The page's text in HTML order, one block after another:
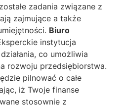
zadania związane z
zajmujące a także
Biuro
instytucja
co umożliwia
rozwoju przedsiębiorstwa.
pilnować o całe
iż Twoje finanse
stosownie z